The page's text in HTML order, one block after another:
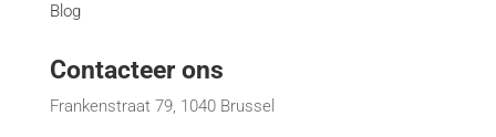
Blog
Contacteer ons
Frankenstraat 79, 1040 Brussel